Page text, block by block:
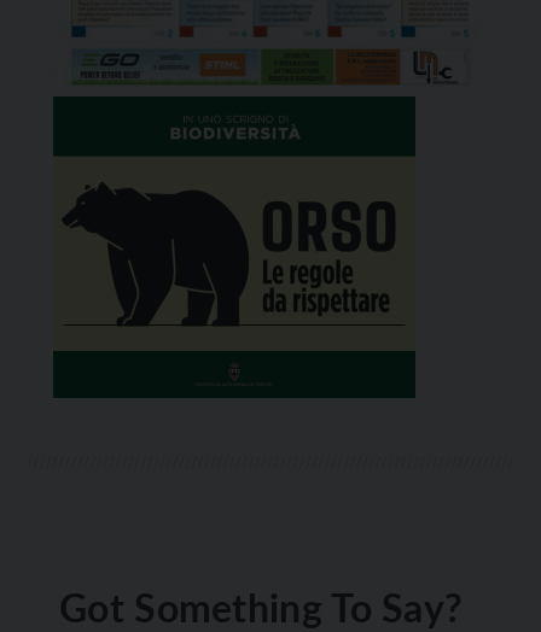
Got Something To Say?